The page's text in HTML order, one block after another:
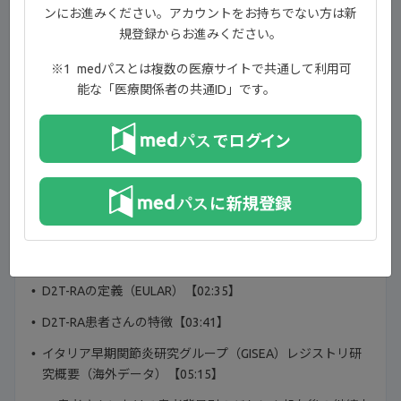
室 教授
渥美 達也 先生
T2Tの目的を達成するために【00:31】
T2Tリコメンデーション（2014年改訂）※の概念
【00:53】 ※国内のガイドラインではT2Tの
基準については記載されていない
日本リウマチ学会 関節リウマチ診療ガイドライン2024改
D2T-RAの定義（EULAR）【02:35】
D2T-RA患者さんの特徴【03:41】
イタリア早期関節炎研究グループ（GISEA）レジストリ研
究概要（海外データ）【05:15】
ンにお進みください。アカウントをお持ちでない方は新
規登録からお進みください。
medパスとは複数の医療サイトで共通して利用可
能な「医療関係者の共通ID」です。